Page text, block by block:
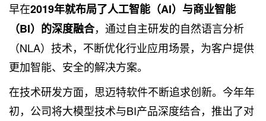
早在2019年就布局了人工智能（AI）与商业智能
（BI）的深度融合，通过自主研发的自然语言分析
（NLA）技术，不断优化行业应用场景，为客户提供
更加智能、安全的解决方案。
在技术研发方面，思迈特软件不断追求创新。今年年
初，公司将大模型技术与BI产品深度结合，推出了对